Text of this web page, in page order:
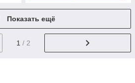
Показать ещё
1 / 2